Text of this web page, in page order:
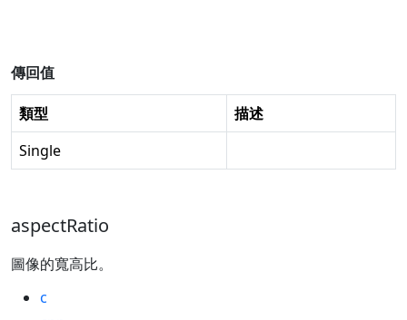
傳回值
類型
描述
Single
aspectRatio
圖像的寬高比。
c